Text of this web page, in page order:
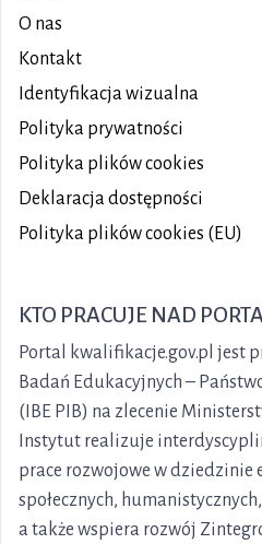
O nas
Kontakt
Identyfikacja wizualna
Polityka prywatności
Polityka plikówcookies
Deklaracja dostępności
Polityka plików cookies (EU)
KTO PRACUJE NAD
Portal kwalifikacje.gov.pl jest
Badań Edukacyjnych –
(IBE PIB) na zlecenie
Instytut realizuje
prace rozwojowe w dziedzinie
społecznych,
a także wspiera rozwój